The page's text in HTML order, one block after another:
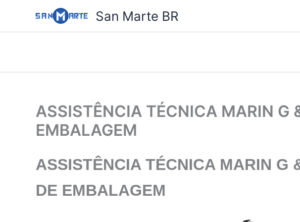
o
San Marte BR
ASSISTÊNCIA TÉCNICA MARIN G
EMBALAGEM
ASSISTÊNCIA TÉCNICA MARIN G
DE EMBALAGEM